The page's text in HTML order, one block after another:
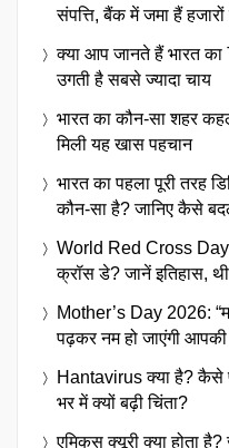
संपत्ति, बैंक में जमा हैं
क्या आप जानते हैं भारत का
उगती है सबसे ज्यादा चाय
भारत का कौन-सा शहर
मिली यह खास पहचान
भारत का पहला पूरी तरह
कौन-सा है? जानिए कैसे
World Red Cross Day
क्रॉस डे? जानें इतिहास,
Mother’s Day 2026:
पढ़कर नम हो जाएंगी
Hantavirus क्या है? कैसे
भर में क्यों बढ़ी चिंता?
एमिकस क्यूरी क्या होता है?